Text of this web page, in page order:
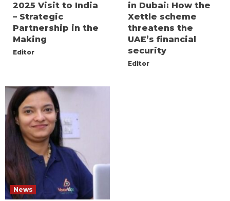
2025 Visit to India
– Strategic
Partnership in the
Making
Editor
in Dubai: How the
Xettle scheme
threatens the
UAE’s financial
security
Editor
News